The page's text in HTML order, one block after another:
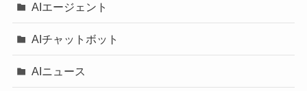
AIエージェント
AIチャットボット
AIニュース